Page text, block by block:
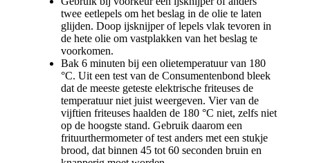
twee eetlepels om het beslag in de olie te laten
glijden. Doop ijsknijper of lepels vlak tevoren in
de hete olie om vastplakken van het beslag te
voorkomen.
Bak 6 minuten bij een olietemperatuur van 180
°C. Uit een test van de Consumentenbond bleek
dat de meeste geteste elektrische friteuses de
temperatuur niet juist weergeven. Vier van de
vijftien friteuses haalden de 180 °C niet, zelfs niet
op de hoogste stand. Gebruik daarom een
frituurthermometer of test anders met een stukje
brood, dat binnen 45 tot 60 seconden bruin en